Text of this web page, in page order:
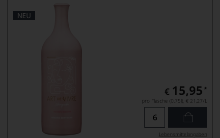
NEU
€ 15,95 *
pro Flasche (0.75l), € 21,27/L
Lebensmittel­angaben